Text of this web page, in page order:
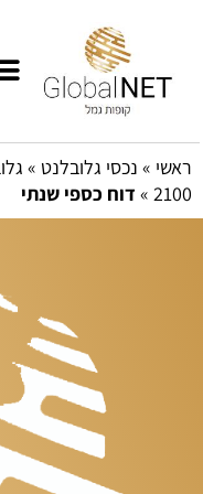
ראשי » נכסי גלובלנט »
2100
» דוח כספי שנתי